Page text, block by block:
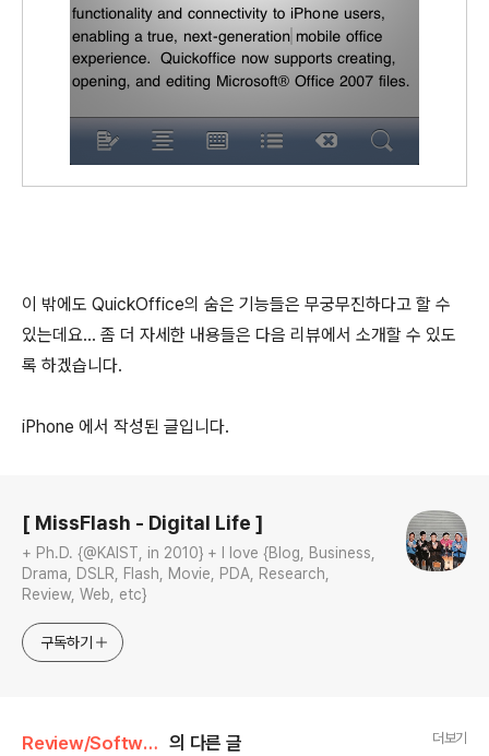
이 밖에도 QuickOffice의 숨은 기능들은 무궁무진하다고 할 수
있는데요... 좀 더 자세한 내용들은 다음 리뷰에서 소개할 수 있도
록 하겠습니다.
iPhone 에서 작성된 글입니다.
[ MissFlash - Digital Life ]
+ Ph.D. {@KAIST, in 2010} + I love {Blog, Business,
Drama, DSLR, Flash, Movie, PDA, Research,
Review, Web, etc}
구독하기
Review/Software 의 다른 글 더보기